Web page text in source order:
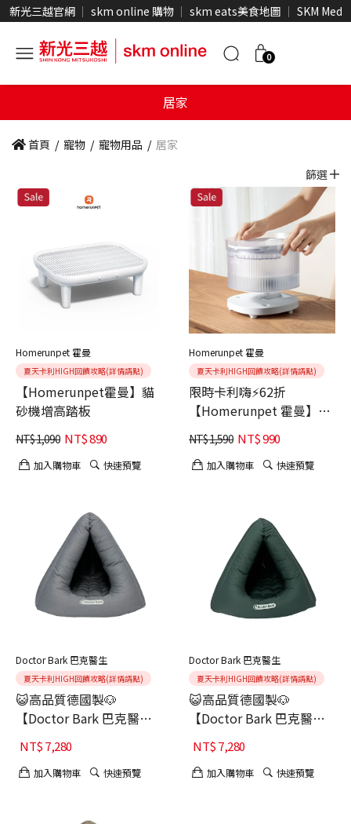
新光三越官網 skm online 購物 skm eats美食地圖 SKM Media
0
居家
首頁 / 寵物 / 寵物用品 / 居家
篩選
Homerunpet 霍曼
夏天卡利HIGH回饋攻略(詳情請點)
【Homerunpet霍曼】貓
砂機增高踏板
NT$1,090 NT$890
加入購物車 快速預覽
Homerunpet 霍曼
夏天卡利HIGH回饋攻略(詳情請點)
限時卡利嗨⚡62折
【Homerunpet 霍曼】寵
物飲水機Lite 2L 大容量
(水電分離設計)
NT$1,590 NT$990
加入購物車 快速預覽
Doctor Bark 巴克醫生
夏天卡利HIGH回饋攻略(詳情請點)
😺高品質德國製🐶
【Doctor Bark 巴克醫
生】肉粽貓窩｜貓寵物床-
海鷗灰
NT$7,280
加入購物車 快速預覽
Doctor Bark 巴克醫生
夏天卡利HIGH回饋攻略(詳情請點)
😺高品質德國製🐶
【Doctor Bark 巴克醫
生】肉粽貓窩｜貓寵物床-
森林綠
NT$7,280
加入購物車 快速預覽